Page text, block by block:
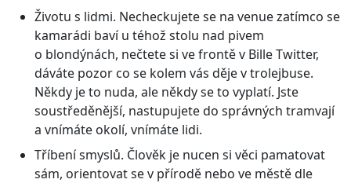
Životu s lidmi. Necheckujete se na venue zatímco se
kamarádi baví u téhož stolu nad pivem
o blondýnách, nečtete si ve frontě v Bille Twitter,
dáváte pozor co se kolem vás děje v trolejbuse.
Někdy je to nuda, ale někdy se to vyplatí. Jste
soustředěnější, nastupujete do správných tramvají
a vnímáte okolí, vnímáte lidi.
Tříbení smyslů. Člověk je nucen si věci pamatovat
sám, orientovat se v přírodě nebo ve městě dle